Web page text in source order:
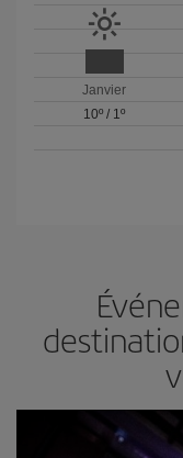
Janvier
10º / 1º